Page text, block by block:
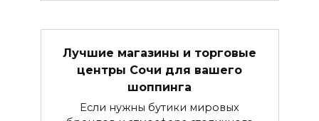
Лучшие магазины и торговые
центры Сочи для вашего
шоппинга
Если нужны бутики мировых